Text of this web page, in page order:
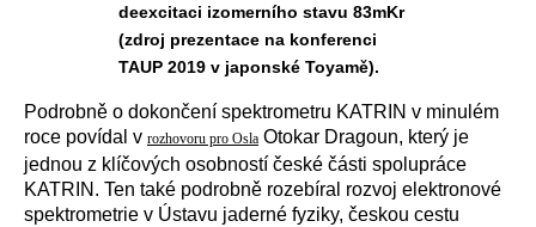
deexcitaci izomerního stavu 83mKr
(zdroj prezentace na konferenci
TAUP 2019 v japonské Toyamě).
Podrobně o dokončení spektrometru KATRIN v minulém
roce povídal v rozhovoru pro Osla Otokar Dragoun, který je
jednou z klíčových osobností české části spolupráce
KATRIN. Ten také podrobně rozebíral rozvoj elektronové
spektrometrie v Ústavu jaderné fyziky, českou cestu